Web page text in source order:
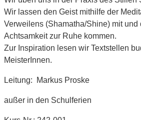
Wir lassen den Geist mithilfe der
Verweilens (Shamatha/Shine) mit und
Achtsamkeit zur Ruhe kommen.
Zur Inspiration lesen wir Textstellen
MeisterInnen.
Leitung: Markus Proske
außer in den Schulferien